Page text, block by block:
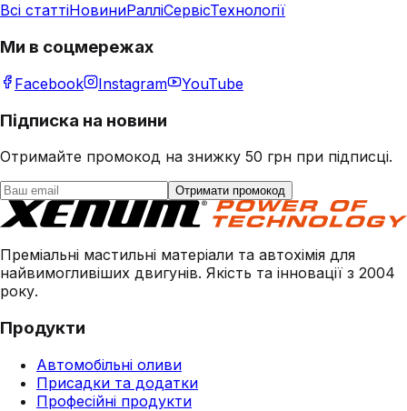
Всі статтіНовиниРалліСервісТехнології
Ми в соцмережах
Facebook Instagram YouTube
Підписка на новини
Отримайте промокод на знижку 50 грн при підписці.
Отримати промокод
Преміальні мастильні матеріали та автохімія для
найвимогливіших двигунів. Якість та інновації з 2004
року.
Продукти
Автомобільні оливи
Присадки та додатки
Професійні продукти